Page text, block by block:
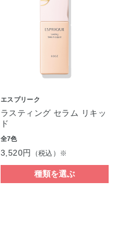
エスプリーク
ラスティング セラム リキッ
ド
全7色
3,520円 （税込）※
種類を選ぶ